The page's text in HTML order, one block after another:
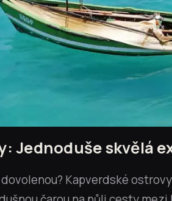
Jednoduše skvělá
Kapverdské